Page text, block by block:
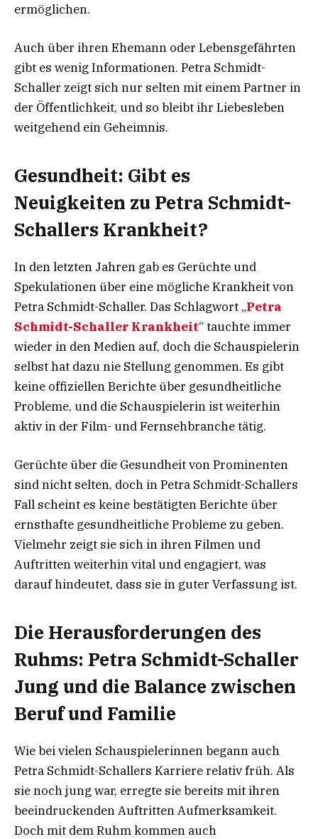
ermöglichen.
Auch über ihren Ehemann oder Lebensgefährten
gibt es wenig Informationen. Petra Schmidt-
Schaller zeigt sich nur selten mit einem Partner in
der Öffentlichkeit, und so bleibt ihr Liebesleben
weitgehend ein Geheimnis.
Gesundheit: Gibt es
Neuigkeiten zu Petra Schmidt-
Schallers Krankheit?
In den letzten Jahren gab es Gerüchte und
Spekulationen über eine mögliche Krankheit von
Petra Schmidt-Schaller. Das Schlagwort „Petra
Schmidt-Schaller Krankheit“ tauchte immer
wieder in den Medien auf, doch die Schauspielerin
selbst hat dazu nie Stellung genommen. Es gibt
keine offiziellen Berichte über gesundheitliche
Probleme, und die Schauspielerin ist weiterhin
aktiv in der Film- und Fernsehbranche tätig.
Gerüchte über die Gesundheit von Prominenten
sind nicht selten, doch in Petra Schmidt-Schallers
Fall scheint es keine bestätigten Berichte über
ernsthafte gesundheitliche Probleme zu geben.
Vielmehr zeigt sie sich in ihren Filmen und
Auftritten weiterhin vital und engagiert, was
darauf hindeutet, dass sie in guter Verfassung ist.
Die Herausforderungen des
Ruhms: Petra Schmidt-Schaller
Jung und die Balance zwischen
Beruf und Familie
Wie bei vielen Schauspielerinnen begann auch
Petra Schmidt-Schallers Karriere relativ früh. Als
sie noch jung war, erregte sie bereits mit ihren
beeindruckenden Auftritten Aufmerksamkeit.
Doch mit dem Ruhm kommen auch